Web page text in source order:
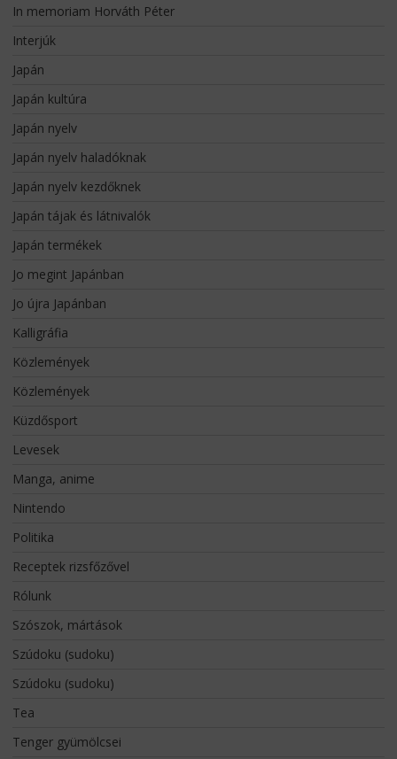
In memoriam Horváth Péter
Interjúk
Japán
Japán kultúra
Japán nyelv
Japán nyelv haladóknak
Japán nyelv kezdőknek
Japán tájak és látnivalók
Japán termékek
Jo megint Japánban
Jo újra Japánban
Kalligráfia
Közlemények
Közlemények
Küzdősport
Levesek
Manga, anime
Nintendo
Politika
Receptek rizsfőzővel
Rólunk
Szószok, mártások
Szúdoku (sudoku)
Szúdoku (sudoku)
Tea
Tenger gyümölcsei